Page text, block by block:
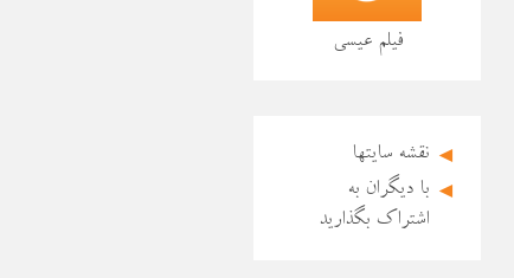
فیلم عیسی
◄ نقشه سایتها
◄ با دیگران به
اشتراک بگذارید